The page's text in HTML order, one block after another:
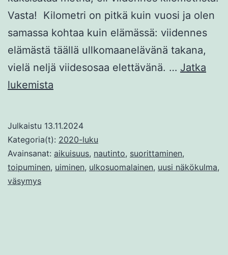
Vasta! Kilometri on pitkä kuin vuosi ja olen
samassa kohtaa kuin elämässä: viidennes
elämästä täällä ullkomaanelävänä takana,
vielä neljä viidesosaa elettävänä. … Jatka
lukemista
Julkaistu 13.11.2024
Kategoria(t): 2020-luku
Avainsanat: aikuisuus, nautinto, suorittaminen,
toipuminen, uiminen, ulkosuomalainen, uusi näkökulma,
väsymys